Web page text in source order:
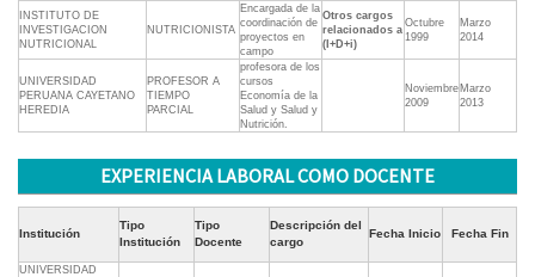
INSTITUTO DE
INVESTIGACION
NUTRICIONAL
NUTRICIONISTA
Encargada de la
coordinación de
proyectos en
campo
Otros cargos
relacionados a
(I+D+i)
Octubre
1999
Marzo
2014
UNIVERSIDAD
PERUANA CAYETANO
HEREDIA
PROFESOR A
TIEMPO
PARCIAL
profesora de los
cursos
Economía de la
Salud y Salud y
Nutrición.
Noviembre
2009
Marzo
2013
EXPERIENCIA LABORAL COMO DOCENTE
Institución
Tipo
Institución
Tipo
Docente
Descripción del
cargo
Fecha Inicio Fecha Fin
UNIVERSIDAD